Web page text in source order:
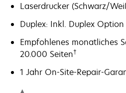
Laserdrucker (Schwarz/
Duplex: Inkl. Duplex Option
Empfohlenes monatliches
20.000 Seiten†
1 Jahr On-Site-Repair-